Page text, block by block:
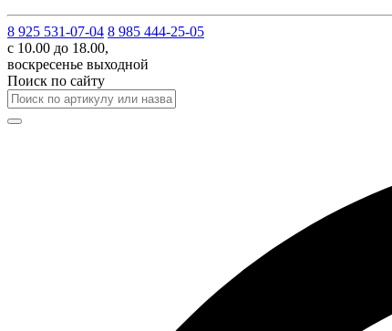
8 925 531-07-04 8 985 444-25-05
с 10.00 до 18.00,
воскресенье выходной
Поиск по сайту